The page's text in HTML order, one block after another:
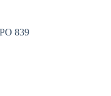
839